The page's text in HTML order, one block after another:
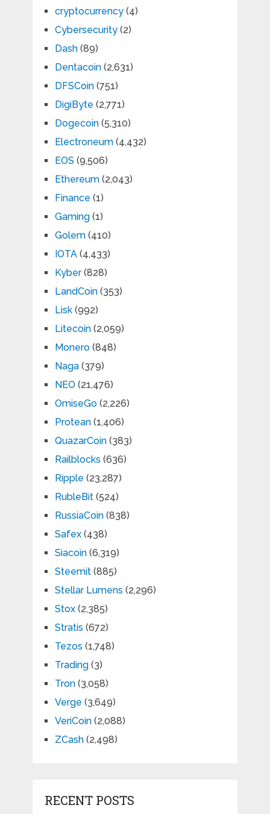
cryptocurrency(4)
Cybersecurity(2)
Dash(89)
Dentacoin(2,631)
DFSCoin(751)
DigiByte (2,771)
Dogecoin(5,310)
Electroneum(4,432)
EOS (9,506)
Ethereum(2,043)
Finance (1)
Gaming(1)
Golem(410)
IOTA(4,433)
Kyber(828)
LandCoin(353)
Lisk(992)
Litecoin(2,059)
Monero(848)
Naga(379)
NEO (21,476)
OmiseGo(2,226)
Protean(1,406)
QuazarCoin(383)
Railblocks (636)
Ripple (23,287)
RubleBit(524)
RussiaCoin(838)
Safex(438)
Siacoin(6,319)
Steemit(885)
Stellar Lumens (2,296)
Stox(2,385)
Stratis (672)
Tezos (1,748)
Trading(3)
Tron(3,058)
Verge (3,649)
VeriCoin(2,088)
ZCash(2,498)
RECENT POSTS